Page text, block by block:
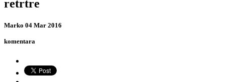
retrtre
Marko 04 Mar 2016
komentara